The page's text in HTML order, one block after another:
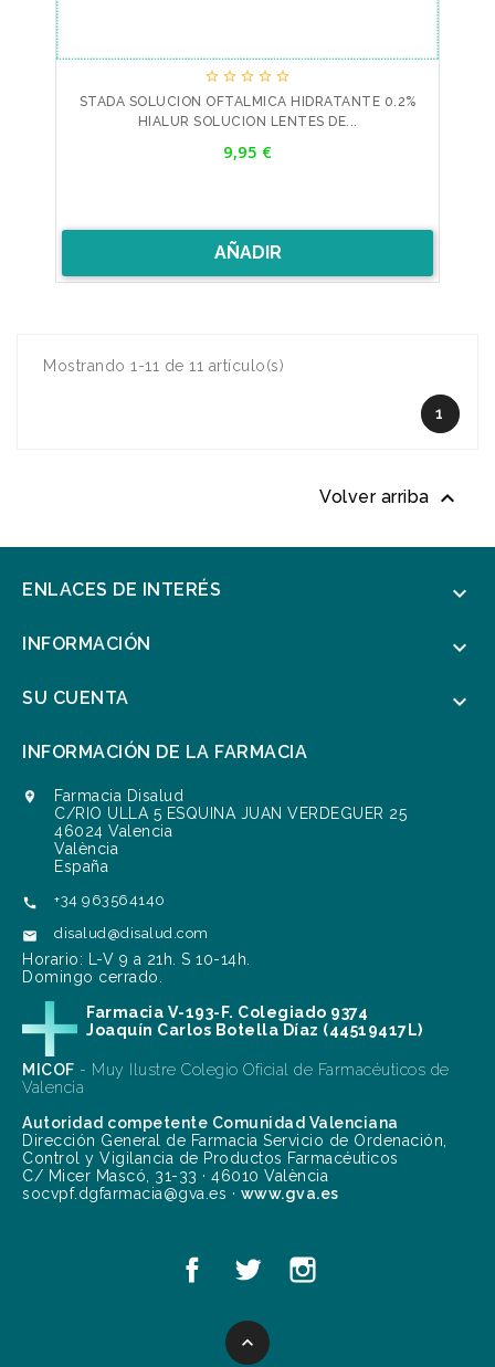
    
STADA SOLUCION OFTALMICA HIDRATANTE 0.2%
HIALUR SOLUCION LENTES DE...
9,95 €
AÑADIR
Mostrando 1-11 de 11 artículo(s)
1
Volver arriba 
ENLACES DE INTERÉS 
INFORMACIÓN 
SU CUENTA 
INFORMACIÓN DE LA FARMACIA

Farmacia Disalud
C/RIO ULLA 5 ESQUINA JUAN VERDEGUER 25
46024 Valencia
València
España
 +34 963564140
 disalud@disalud.com
Horario: L-V 9 a 21h. S 10-14h.
Domingo cerrado.
Farmacia V-193-F. Colegiado 9374
Joaquín Carlos Botella Díaz (44519417L)
MICOF - Muy Ilustre Colegio Oficial de Farmacéuticos de
Valencia
Autoridad competente Comunidad Valenciana
Dirección General de Farmacia Servicio de Ordenación,
Control y Vigilancia de Productos Farmacéuticos
C/ Micer Mascó, 31-33 · 46010 València
socvpf.dgfarmacia@gva.es · www.gva.es
